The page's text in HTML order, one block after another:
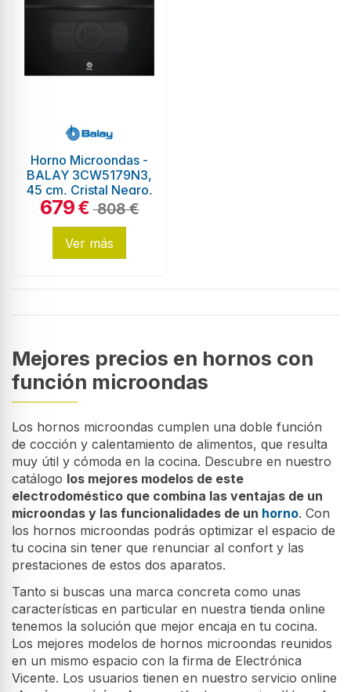
Horno Microondas -
BALAY 3CW5179N3,
45 cm, Cristal Negro,
Hidrólisis
679€ 808 €
Ver más
Mejores precios en hornos con
función microondas
Los hornos microondas cumplen una doble función
de cocción y calentamiento de alimentos, que resulta
muy útil y cómoda en la cocina. Descubre en nuestro
catálogo los mejores modelos de este
electrodoméstico que combina las ventajas de un
microondas y las funcionalidades de un horno. Con
los hornos microondas podrás optimizar el espacio de
tu cocina sin tener que renunciar al confort y las
prestaciones de estos dos aparatos.
Tanto si buscas una marca concreta como unas
características en particular en nuestra tienda online
tenemos la solución que mejor encaja en tu cocina.
Los mejores modelos de hornos microondas reunidos
en un mismo espacio con la firma de Electrónica
Vicente. Los usuarios tienen en nuestro servicio online